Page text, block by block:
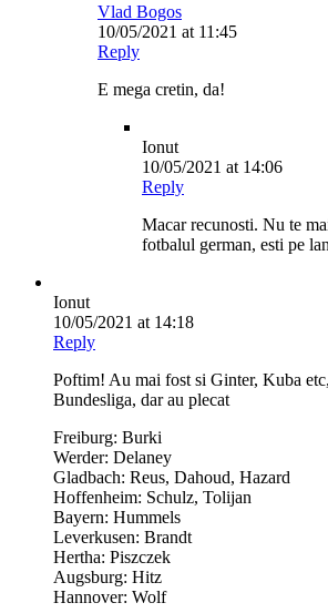
Vlad Bogos
10/05/2021 at 11:45
Reply
E mega cretin, da!
Ionut
10/05/2021 at 14:06
Reply
Macar recunosti. Nu te
fotbalul german, esti pe
Ionut
10/05/2021 at 14:18
Reply
Poftim! Au mai fost si Ginter, Kuba
Bundesliga, dar au plecat
Freiburg: Burki
Werder: Delaney
Gladbach: Reus, Dahoud, Hazard
Hoffenheim: Schulz, Tolijan
Bayern: Hummels
Leverkusen: Brandt
Hertha: Piszczek
Augsburg: Hitz
Hannover: Wolf